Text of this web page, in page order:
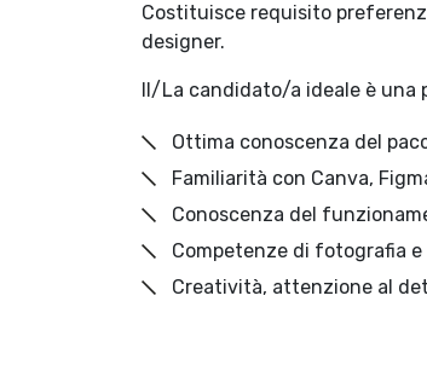
Costituisce requisito
designer.
Il/La candidato/a ideale è una
Ottima conoscenza del
Familiarità con Canva,
Conoscenza del
Competenze di fotografia
Creatività, attenzione al